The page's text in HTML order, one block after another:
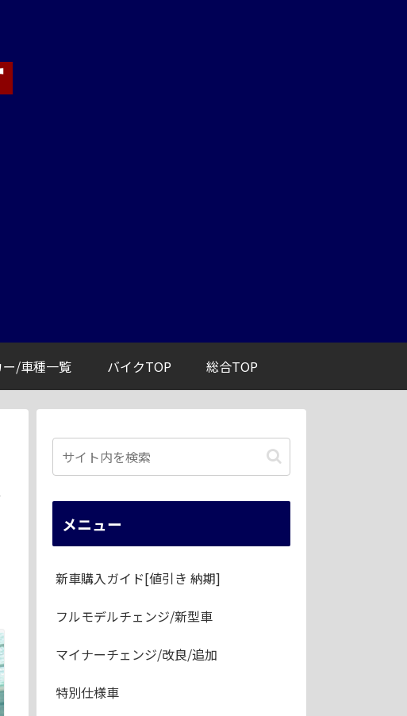
ー/車種一覧 バイクTOP 総合TOP
メニュー
新車購入ガイド[値引き 納期]
フルモデルチェンジ/新型車
マイナーチェンジ/改良/追加
特別仕様車